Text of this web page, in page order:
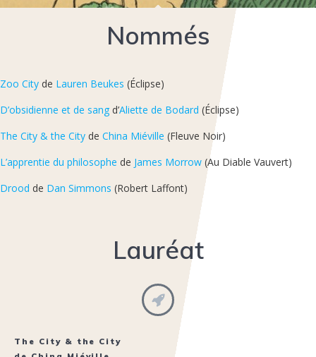
Nommés
Zoo City de Lauren Beukes (Éclipse)
D’obsidienne et de sang d’Aliette de Bodard (Éclipse)
The City & the City de China Miéville (Fleuve Noir)
L’apprentie du philosophe de James Morrow (Au Diable Vauvert)
Drood de Dan Simmons (Robert Laffont)
Lauréat
The City & the City